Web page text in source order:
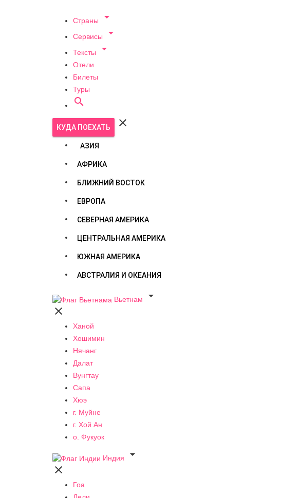
Страны 
Сервисы 
Тексты 
Отели
Билеты
Туры

КУДА ПОЕХАТЬ 
АЗИЯ
АФРИКА
БЛИЖНИЙ ВОСТОК
ЕВРОПА
СЕВЕРНАЯ АМЕРИКА
ЦЕНТРАЛЬНАЯ АМЕРИКА
ЮЖНАЯ АМЕРИКА
АВСТРАЛИЯ И ОКЕАНИЯ
Вьетнам


Ханой
Хошимин
Нячанг
Далат
Вунгтау
Сапа
Хюэ
г. Муйне
г. Хой Ан
о. Фукуок
Индия


Гоа